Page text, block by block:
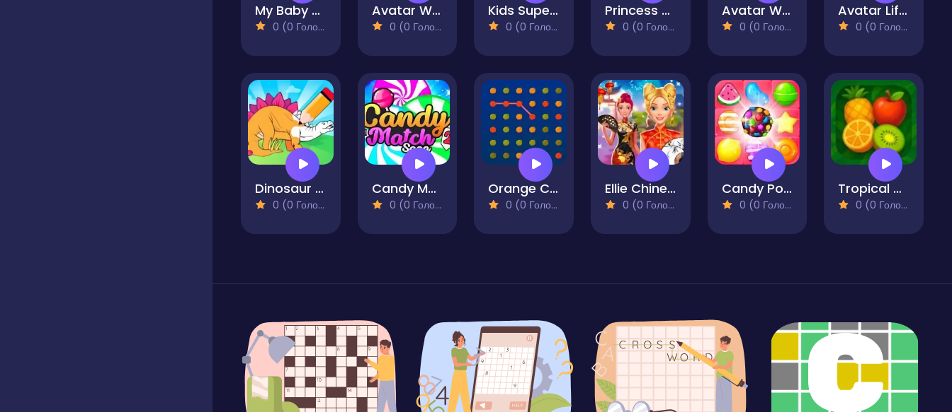
My Baby Unicorn - Pony Care
0 (0 Голосів)
Avatar World Secrets
0 (0 Голосів)
Kids Supermarket
0 (0 Голосів)
Princess Doll Dress Up Beauty
0 (0 Голосів)
Avatar World Dream City
0 (0 Голосів)
Avatar Life My Town
0 (0 Голосів)
Dinosaur Games for Toddlers
0 (0 Голосів)
Candy Match Saga 2
0 (0 Голосів)
Orange Connect
0 (0 Голосів)
Ellie Chinese New Year Celebration
0 (0 Голосів)
Candy Pop Mania
0 (0 Голосів)
Tropical Tidy
0 (0 Голосів)